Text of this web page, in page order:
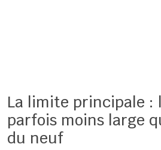
La limite principale :
parfois moins large
du neuf